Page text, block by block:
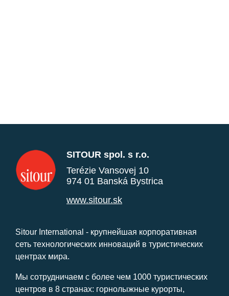
SITOUR spol. s r.o.
Terézie Vansovej 10
974 01 Banská Bystrica
www.sitour.sk
Sitour International - крупнейшая корпоративная
сеть технологических инноваций в туристических
центрах мира.
Мы сотрудничаем с более чем 1000 туристических
центров в 8 странах: горнолыжные курорты,